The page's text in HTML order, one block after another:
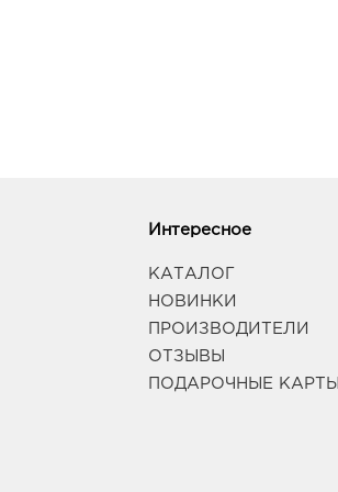
Интересное
КАТАЛОГ
НОВИНКИ
ПРОИЗВОДИТЕЛИ
ОТЗЫВЫ
ПОДАРОЧНЫЕ КАРТЫ